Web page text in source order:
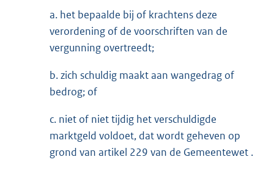
a. het bepaalde bij of krachtens deze
verordening of de voorschriften van de
vergunning overtreedt;
b. zich schuldig maakt aan wangedrag of
bedrog; of
c. niet of niet tijdig het verschuldigde
marktgeld voldoet, dat wordt geheven op
grond van artikel 229 van de Gemeentewet .